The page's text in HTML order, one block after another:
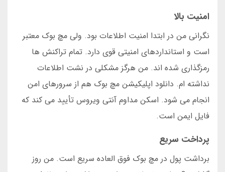
امنیت بالا
نگرانی من در ابتدا امنیت اطلاعات بود. ولی مچ بوک معتبر
است و استانداردهای امنیتی قوی دارد. تمام تراکنش ها
رمزگذاری شده اند. من هرگز مشکلی در نشت اطلاعات
نداشته ام. دانلود اپلیکیشن مچ بوک هم از سرورهای امن
انجام می شود. اسکن مداوم آنتی ویروس تأیید می کند که
فایل ایمن است.
پرداخت سریع
برداشت پول در مچ بوک فوق العاده سریع است. من روز